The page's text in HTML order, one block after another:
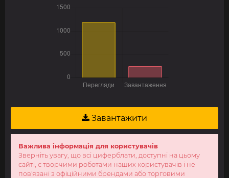
Завантажити
Важлива інформація для користувачів
Зверніть увагу, що всі циферблати, доступні на цьому
сайті, є творчими роботами наших користувачів і не
пов'язані з офіційними брендами або торговими